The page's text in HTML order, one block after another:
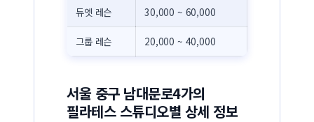
듀엣 레슨 30,000 ~ 60,000
그룹 레슨 20,000 ~ 40,000
서울 중구 남대문로4가의
필라테스 스튜디오별 상세 정보